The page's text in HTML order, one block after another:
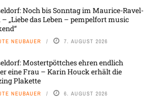
Noch bis Sonntag im Maurice-Ravel-
„Liebe das Leben – pempelfort music
NEUBAUER 7. AUGUST 2026
Mostertpöttches ehren endlich
eine Frau – Karin Houck erhält die
Plakette
NEUBAUER 6. AUGUST 2026